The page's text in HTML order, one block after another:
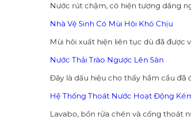
Nước rút chậm, có hiện tượng dâng
Nhà Vệ Sinh Có Mùi Hôi Khó Chịu
Mùi hôi xuất hiện liên tục dù đã được
Nước Thải Trào Ngược Lên Sàn
Đây là dấu hiệu cho thấy hầm cầu đã
Hệ Thống Thoát Nước Hoạt Động
Lavabo, bồn rửa chén và cống thoát